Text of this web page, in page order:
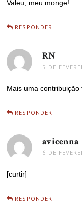
Valeu, meu monge!
RESPONDER
RN
5 DE
Mais uma
RESPONDER
avicenna
6 DE
[curtir]
RESPONDER